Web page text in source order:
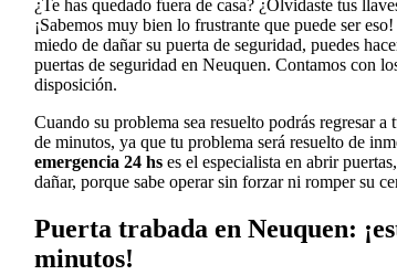
¿Te has quedado fuera de casa? ¿Olvidaste tus
¡Sabemos muy bien lo frustrante que puede ser
miedo de dañar su puerta de seguridad, puedes
puertas de seguridad en Neuquen. Contamos con
disposición.
Cuando su problema sea resuelto podrás regresar
de minutos, ya que tu problema será resuelto de
emergencia 24 hs es el especialista en abrir
dañar, porque sabe operar sin forzar ni romper su
Puerta trabada en Neuquen:
minutos!